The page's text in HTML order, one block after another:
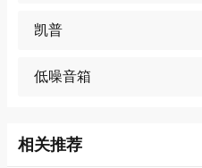
凯普
低噪音箱
相关推荐